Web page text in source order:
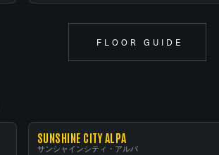
FLOOR GUIDE
SUNSHINE CITY ALPA
サンシャインシティ・アルパ